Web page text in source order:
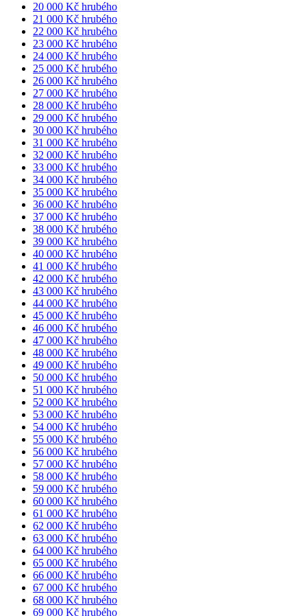
20 000 Kč hrubého
21 000 Kč hrubého
22 000 Kč hrubého
23 000 Kč hrubého
24 000 Kč hrubého
25 000 Kč hrubého
26 000 Kč hrubého
27 000 Kč hrubého
28 000 Kč hrubého
29 000 Kč hrubého
30 000 Kč hrubého
31 000 Kč hrubého
32 000 Kč hrubého
33 000 Kč hrubého
34 000 Kč hrubého
35 000 Kč hrubého
36 000 Kč hrubého
37 000 Kč hrubého
38 000 Kč hrubého
39 000 Kč hrubého
40 000 Kč hrubého
41 000 Kč hrubého
42 000 Kč hrubého
43 000 Kč hrubého
44 000 Kč hrubého
45 000 Kč hrubého
46 000 Kč hrubého
47 000 Kč hrubého
48 000 Kč hrubého
49 000 Kč hrubého
50 000 Kč hrubého
51 000 Kč hrubého
52 000 Kč hrubého
53 000 Kč hrubého
54 000 Kč hrubého
55 000 Kč hrubého
56 000 Kč hrubého
57 000 Kč hrubého
58 000 Kč hrubého
59 000 Kč hrubého
60 000 Kč hrubého
61 000 Kč hrubého
62 000 Kč hrubého
63 000 Kč hrubého
64 000 Kč hrubého
65 000 Kč hrubého
66 000 Kč hrubého
67 000 Kč hrubého
68 000 Kč hrubého
69 000 Kč hrubého